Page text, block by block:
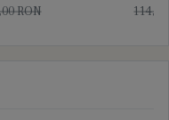
RON